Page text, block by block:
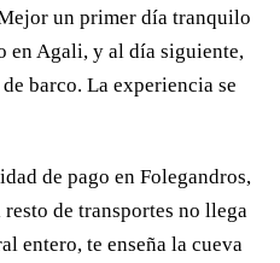
un primer día tranquilo
en Agali, y al día siguiente,
barco. La experiencia se
de pago en Folegandros,
de transportes no llega
entero, te enseña la cueva